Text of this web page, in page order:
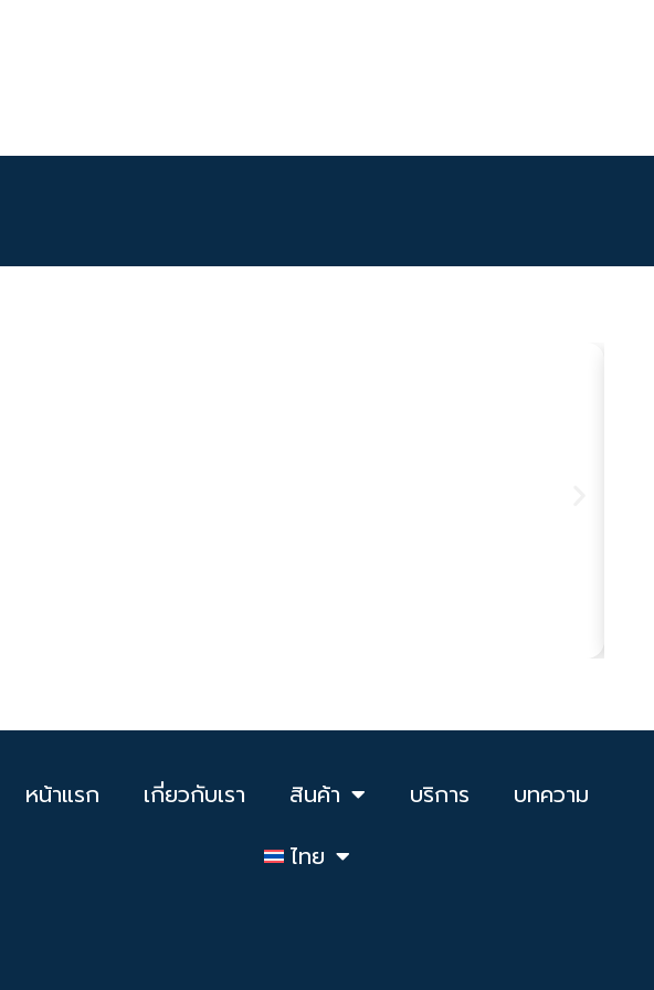
หน้าแรก เกี่ยวกับเรา สินค้า บริการ
บทความ
ไทย